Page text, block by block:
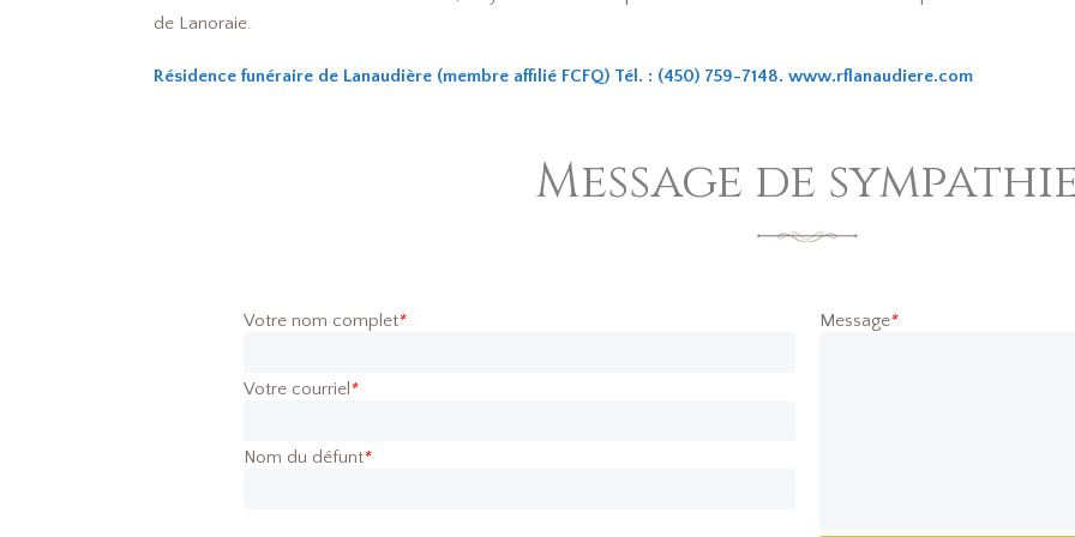
de Lanoraie.
Résidence funéraire de Lanaudière (membre affilié FCFQ) Tél. : (450) 759-7148. www.rflanaudiere.com
Message de
Votre nom complet*
Votre courriel *
Nom du défunt*
Message*